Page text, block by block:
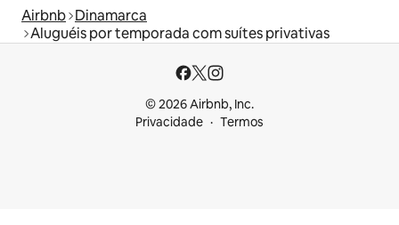
Airbnb Dinamarca
Aluguéis por temporada com suítes privativas
© 2026 Airbnb, Inc.
Privacidade
Termos